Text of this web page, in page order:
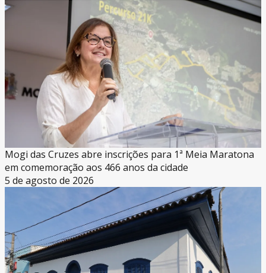
Mogi das Cruzes abre inscrições para 1ª Meia Maratona
em comemoração aos 466 anos da cidade
5 de agosto de 2026